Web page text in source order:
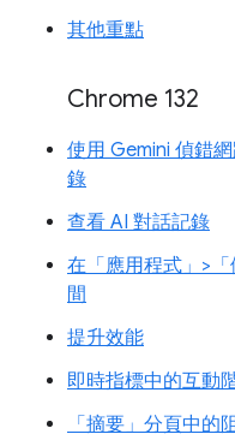
其他重點
Chrome 132
使用 Gemini 偵錯
錄
查看 AI 對話記錄
在「應用程式」>
間
提升效能
即時指標中的互動
「摘要」分頁中的